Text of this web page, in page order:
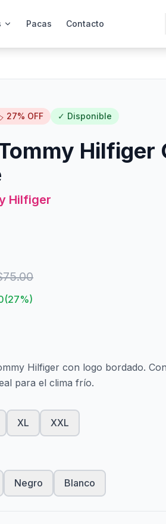
Pacas Contacto
27% OFF ✓ Disponible
Hilfiger
Hilfiger
75.00
(27%)
Hilfiger con logo bordado.
para el clima frío.
XL XXL
Negro Blanco